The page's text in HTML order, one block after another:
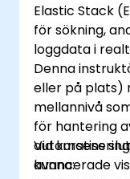
Elastic Stack
för sökning,
loggdata i
Denna
eller på plats)
mellannivå
för hantering
avancerade
Vid kursens
kunna: